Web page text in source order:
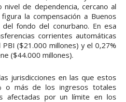
de dependencia, cercano al
la compensación a Buenos
fondo del conurbano. En esa
corrientes automáticas
($21.000 millones) y el 0,27%
($44.000 millones).
jurisdicciones en las que estos
o más de los ingresos totales
afectadas por un límite en los